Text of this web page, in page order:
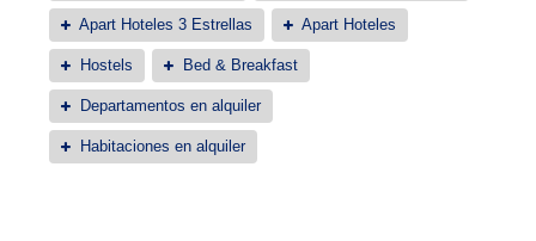
Apart Hoteles 3 Estrellas Apart Hoteles
Hostels Bed & Breakfast
Departamentos en alquiler
Habitaciones en alquiler